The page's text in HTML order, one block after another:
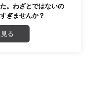
。わざとではないの
ぎませんか？
見る